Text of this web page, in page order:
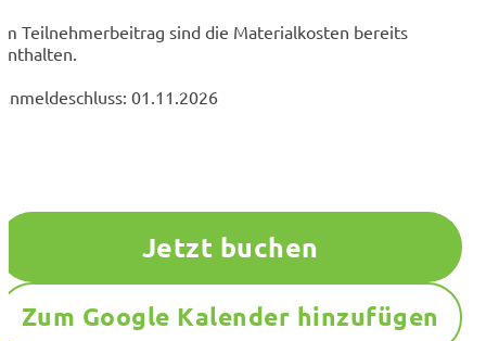
Teilnehmerbeitrag sind die Materialkosten bereits
01.11.2026
Jetzt buchen
Zum Google Kalender hinzufügen